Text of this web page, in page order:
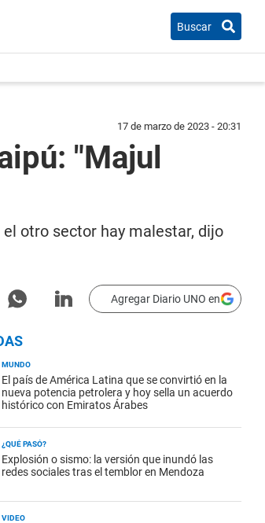
Buscar
17 de marzo de 2023 - 20:31
"Majul
otro sector hay malestar, dijo
Agregar Diario UNO en
MUNDO
El país de América Latina que se convirtió en la
nueva potencia petrolera y hoy sella un acuerdo
histórico con Emiratos Árabes
¿QUÉ PASÓ?
Explosión o sismo: la versión que inundó las
redes sociales tras el temblor en Mendoza
VIDEO